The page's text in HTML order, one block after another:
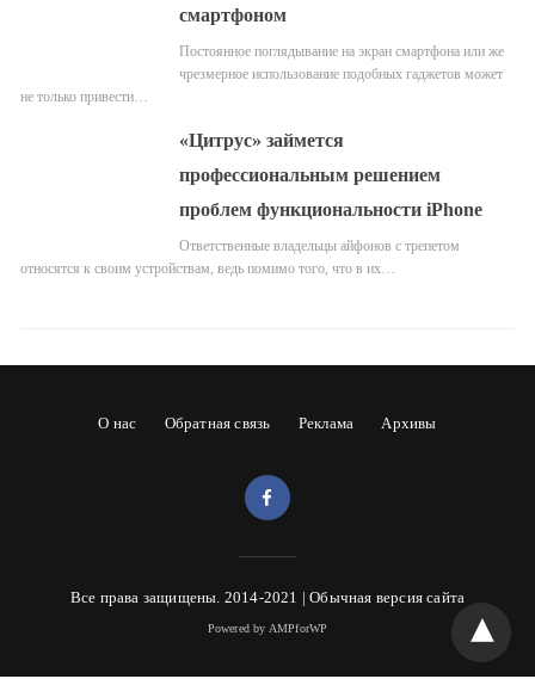
смартфоном
Постоянное поглядывание на экран смартфона или же
чрезмерное использование подобных гаджетов может
не только привести…
«Цитрус» займется
профессиональным решением
проблем функциональности iPhone
Ответственные владельцы айфонов с трепетом
относятся к своим устройствам, ведь помимо того, что в их…
О нас Обратная связь Реклама Архивы
Все права защищены. 2014-2021 |Обычная версия сайта
Powered by AMPforWP